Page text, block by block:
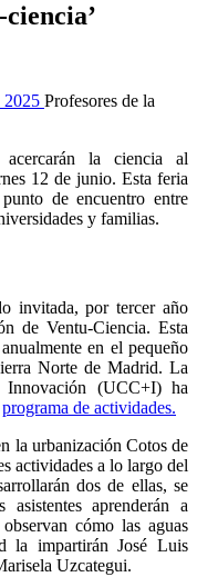
Profesores de la
acercarán la ciencia al
12 de junio. Esta feria
de encuentro entre
y familias.
invitada, por tercer año
de Ventu-Ciencia. Esta
en el pequeño
Norte de Madrid. La
(UCC+I) ha
programa de actividades.
la urbanización Cotos de
actividades a lo largo del
dos de ellas, se
aprenderán a
cómo las aguas
la impartirán José Luis
Uzcategui.